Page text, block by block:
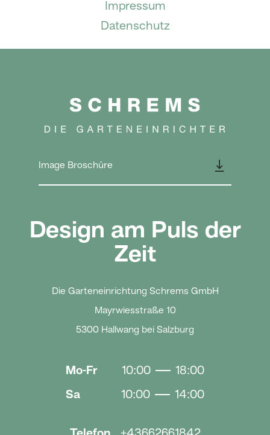
Impressum
Datenschutz
Image Broschüre 👇
Design am Puls der
Zeit
Die Garteneinrichtung Schrems GmbH
Mayrwiesstraße 10
5300 Hallwang bei Salzburg
Mo-Fr 10:00
18:00
Sa
10:00 14:00